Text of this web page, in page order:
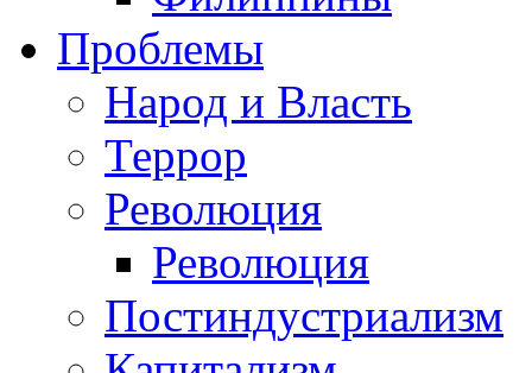
Проблемы
Народ и Власть
Террор
Революция
Революция
Постиндустриализм